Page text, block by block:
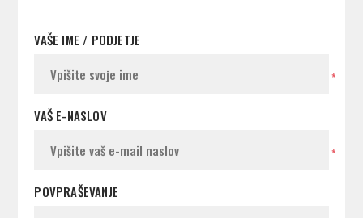
VAŠE IME / PODJETJE
*
VAŠ E-NASLOV
*
POVPRAŠEVANJE